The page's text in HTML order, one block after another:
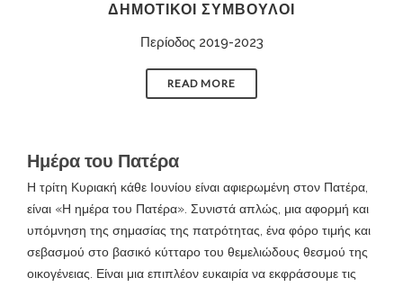
ΔΗΜΟΤΙΚΟΊ ΣΎΜΒΟΥΛΟΙ
Περίοδος 2019-2023
READ MORE
Ημέρα του Πατέρα
Η τρίτη Κυριακή κάθε Ιουνίου είναι αφιερωμένη στον Πατέρα,
είναι «Η ημέρα του Πατέρα». Συνιστά απλώς, μια αφορμή και
υπόμνηση της σημασίας της πατρότητας, ένα φόρο τιμής και
σεβασμού στο βασικό κύτταρο του θεμελιώδους θεσμού της
οικογένειας. Είναι μια επιπλέον ευκαιρία να εκφράσουμε τις